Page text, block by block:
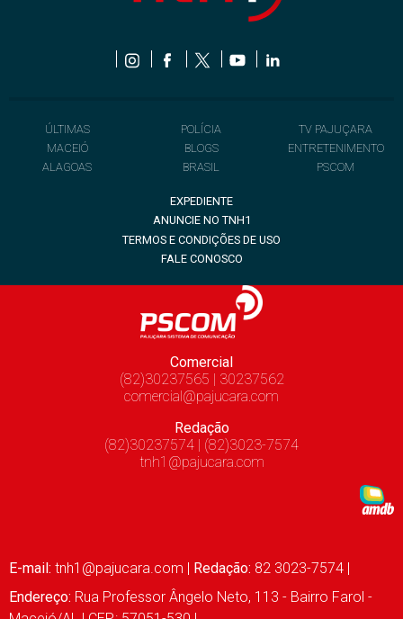
ÚLTIMAS
MACEIÓ
ALAGOAS
POLÍCIA
BLOGS
BRASIL
TV PAJUÇARA
ENTRETENIMENTO
PSCOM
EXPEDIENTE
ANUNCIE NO TNH1
TERMOS E CONDIÇÕES DE USO
FALE CONOSCO
Comercial
(82)30237565 | 30237562
comercial@pajucara.com
Redação
(82)30237574 | (82)3023-7574
tnh1@pajucara.com
E-mail: tnh1@pajucara.com | Redação: 82 3023-7574 |
Endereço: Rua Professor Ângelo Neto, 113 - Bairro Farol -